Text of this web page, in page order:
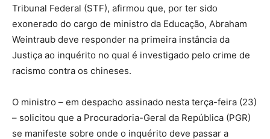
Tribunal Federal (STF), afirmou que, por ter sido
exonerado do cargo de ministro da Educação, Abraham
Weintraub deve responder na primeira instância da
Justiça ao inquérito no qual é investigado pelo crime de
racismo contra os chineses.
O ministro – em despacho assinado nesta terça-feira (23)
– solicitou que a Procuradoria-Geral da República (PGR)
se manifeste sobre onde o inquérito deve passar a